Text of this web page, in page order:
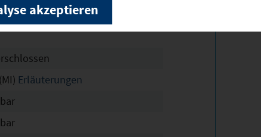
Erläuterungen
akzeptieren